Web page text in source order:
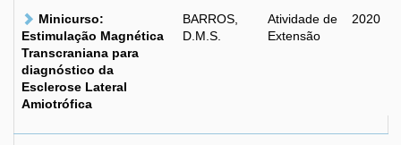
Minicurso:
Estimulação Magnética
Transcraniana para
diagnóstico da
Esclerose Lateral
Amiotrófica
BARROS,
D.M.S.
Atividade de
Extensão
2020